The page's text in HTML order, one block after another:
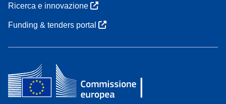
Ricerca e innovazione
Funding & tenders portal